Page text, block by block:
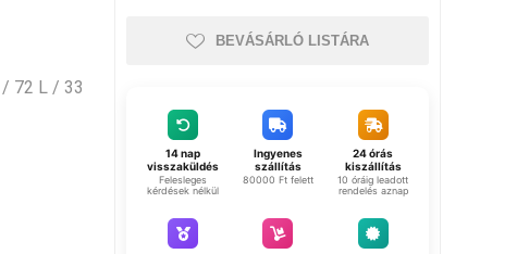
72 L / 33
BEVÁSÁRLÓ LISTÁRA
14 nap
visszaküldés
Felesleges
kérdések nélkül
Ingyenes
szállítás
80000 Ft felett
24 órás
kiszállítás
10 óráig leadott
rendelés aznap